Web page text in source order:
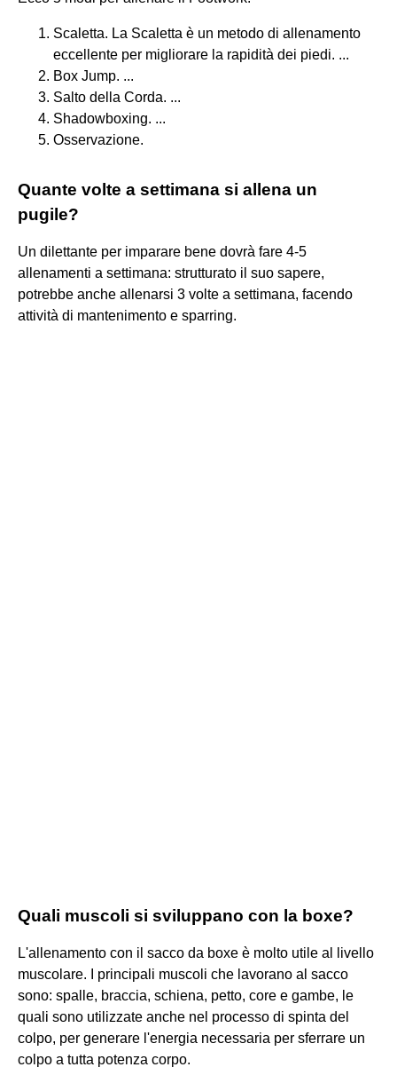
Scaletta. La Scaletta è un metodo di allenamento
eccellente per migliorare la rapidità dei piedi. ...
Box Jump. ...
Salto della Corda. ...
Shadowboxing. ...
Osservazione.
Quante volte a settimana si allena un
pugile?
Un dilettante per imparare bene dovrà fare 4-5
allenamenti a settimana: strutturato il suo sapere,
potrebbe anche allenarsi 3 volte a settimana, facendo
attività di mantenimento e sparring.
Quali muscoli si sviluppano con la boxe?
L'allenamento con il sacco da boxe è molto utile al livello
muscolare. I principali muscoli che lavorano al sacco
sono: spalle, braccia, schiena, petto, core e gambe, le
quali sono utilizzate anche nel processo di spinta del
colpo, per generare l'energia necessaria per sferrare un
colpo a tutta potenza corpo.